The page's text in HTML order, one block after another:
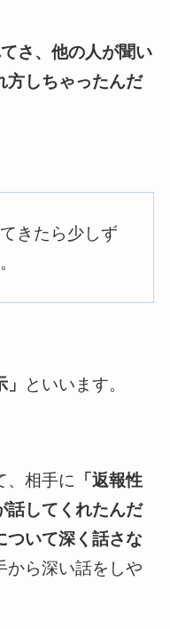
さ、他の人が聞い
方しちゃったんだ
きたら少しず
といいます。
、相手に 「返報性
話してくれたんだ
ついて深く話さな
から深い話をしや